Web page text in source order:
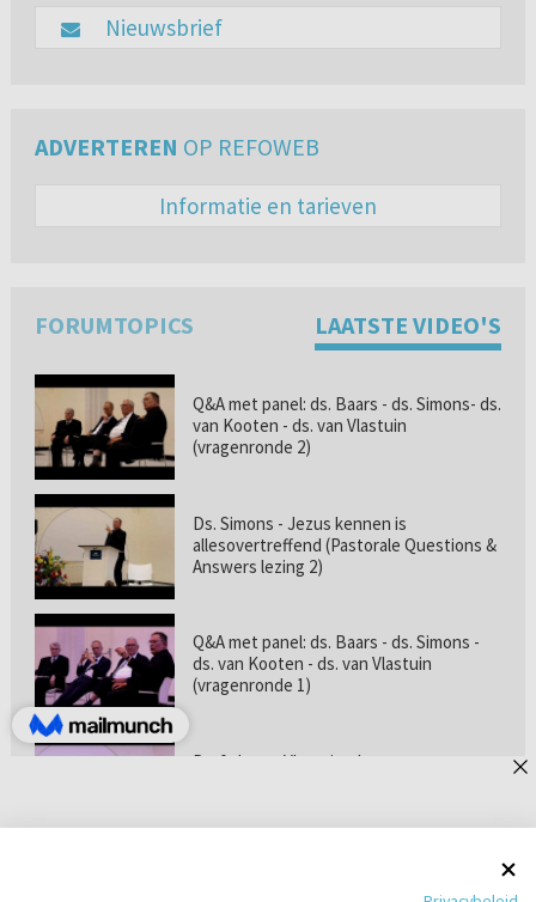
Nieuwsbrief
ADVERTEREN OP REFOWEB
Informatie en tarieven
FORUMTOPICS LAATSTE VIDEO'S
Q&A met panel: ds. Baars - ds. Simons- ds.
van Kooten - ds. van Vlastuin
(vragenronde 2)
Ds. Simons - Jezus kennen is
allesovertreffend (Pastorale Questions &
Answers lezing 2)
Q&A met panel: ds. Baars - ds. Simons -
ds. van Kooten - ds. van Vlastuin
(vragenronde 1)
Prof. dr. van Vlastuin - Is